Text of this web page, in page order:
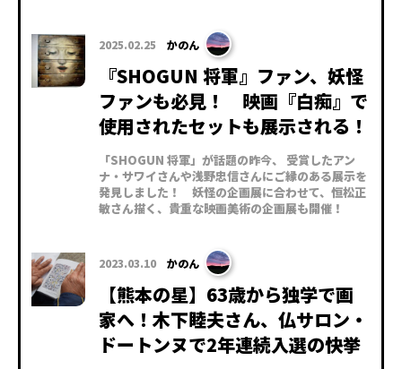
2025.02.25 かのん
『SHOGUN 将軍』ファン、妖怪
ファンも必見！ 映画『白痴』で
使用されたセットも展示される！
「SHOGUN 将軍」が話題の昨今、 受賞したアン
ナ・サワイさんや浅野忠信さんにご縁のある展示を
発見しました！ 妖怪の企画展に合わせて、恒松正
敏さん描く、貴重な映画美術の企画展も開催！
2023.03.10 かのん
【熊本の星】63歳から独学で画
家へ！木下睦夫さん、仏サロン・
ドートンヌで2年連続入選の快挙